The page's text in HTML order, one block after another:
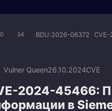
0 34 BDU:2026-06372
Vulner Queen26.10.2024CVE
2024-45466:
в